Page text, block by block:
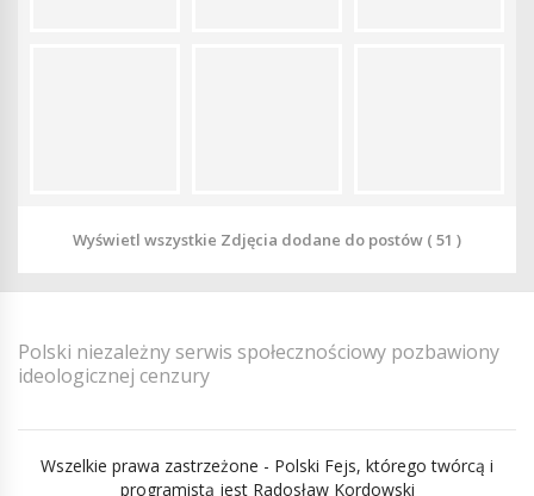
Wyświetl wszystkie Zdjęcia dodane do postów ( 51 )
Polski niezależny serwis społecznościowy pozbawiony
ideologicznej cenzury
Wszelkie prawa zastrzeżone - Polski Fejs, którego twórcą i
programistą jest Radosław Kordowski